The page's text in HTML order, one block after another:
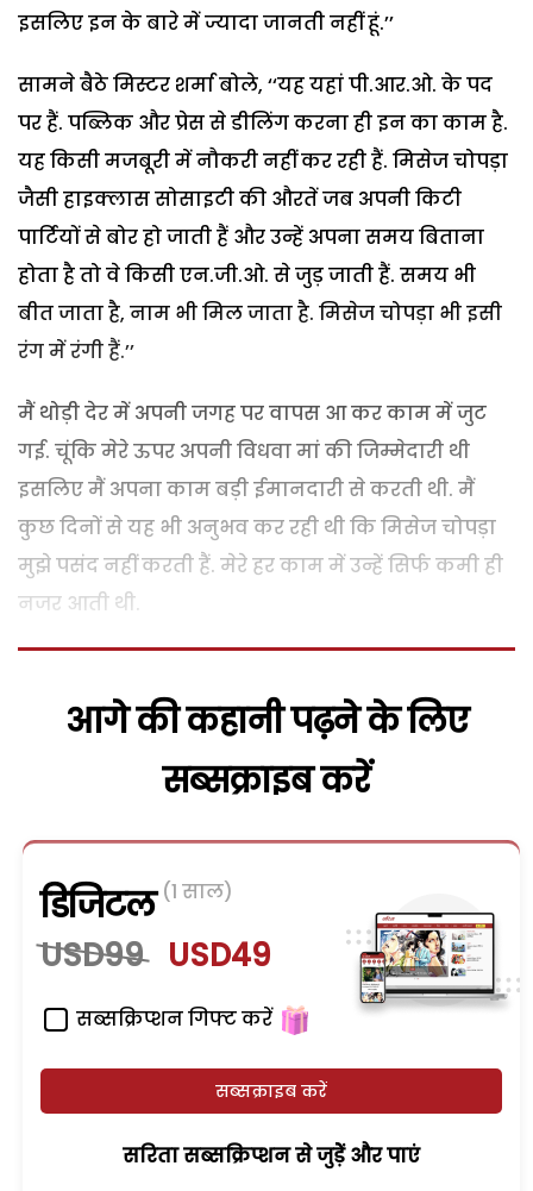
इसलिए इन के बारे में ज्यादा जानती नहीं हूं.’’
सामने बैठे मिस्टर शर्मा बोले, ‘‘यह यहां पी.आर.ओ. के पद
पर हैं. पब्लिक और प्रेस से डीलिंग करना ही इन का काम है.
यह किसी मजबूरी में नौकरी नहीं कर रही हैं. मिसेज चोपड़ा
जैसी हाइक्लास सोसाइटी की औरतें जब अपनी किटी
पार्टियों से बोर हो जाती हैं और उन्हें अपना समय बिताना
होता है तो वे किसी एन.जी.ओ. से जुड़ जाती हैं. समय भी
बीत जाता है, नाम भी मिल जाता है. मिसेज चोपड़ा भी इसी
रंग में रंगी हैं.’’
मैं थोड़ी देर में अपनी जगह पर वापस आ कर काम में जुट
गई. चूंकि मेरे ऊपर अपनी विधवा मां की जिम्मेदारी थी
इसलिए मैं अपना काम बड़ी ईमानदारी से करती थी. मैं
कुछ दिनों से यह भी अनुभव कर रही थी कि मिसेज चोपड़ा
मुझे पसंद नहीं करती हैं. मेरे हर काम में उन्हें सिर्फ कमी ही
नजर आती थी.
आगे की कहानी पढ़ने के लिए
सब्सक्राइब करें
डिजिटल (1 साल)
USD99 USD49
सब्सक्रिप्शन गिफ्ट करें
सब्सक्राइब करें
सरिता सब्सक्रिप्शन से जुड़ेें और पाएं